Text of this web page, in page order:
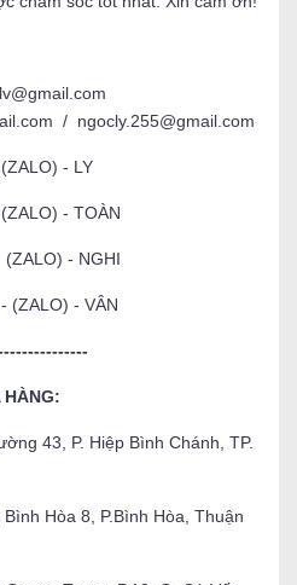
/ ngocly.255@gmail.com
- LY
- TOÀN
- NGHI
(ZALO) - VÂN
HÀNG:
43, P. Hiệp Bình Chánh, TP.
Hòa 8, P.Bình Hòa, Thuận